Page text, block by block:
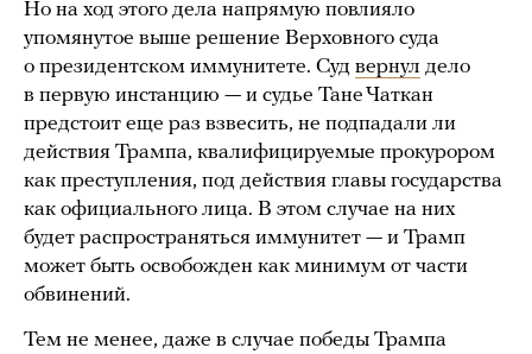
Но на ход этого дела напрямую повлияло
упомянутое выше решение Верховного суда
о президентском иммунитете. Суд вернул дело
в первую инстанцию — и судье Тане Чаткан
предстоит еще раз взвесить, не подпадали ли
действия Трампа, квалифицируемые прокурором
как преступления, под действия главы государства
как официального лица. В этом случае на них
будет распространяться иммунитет — и Трамп
может быть освобожден как минимум от части
обвинений.
Тем не менее, даже в случае победы Трампа